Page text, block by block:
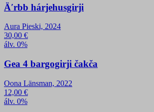
Äʹrbb hárjehusgirji
Aura Pieski, 2024
30,00 €
álv. 0%
Gea 4 bargogirji čakča
Oona Länsman, 2022
12,00 €
álv. 0%